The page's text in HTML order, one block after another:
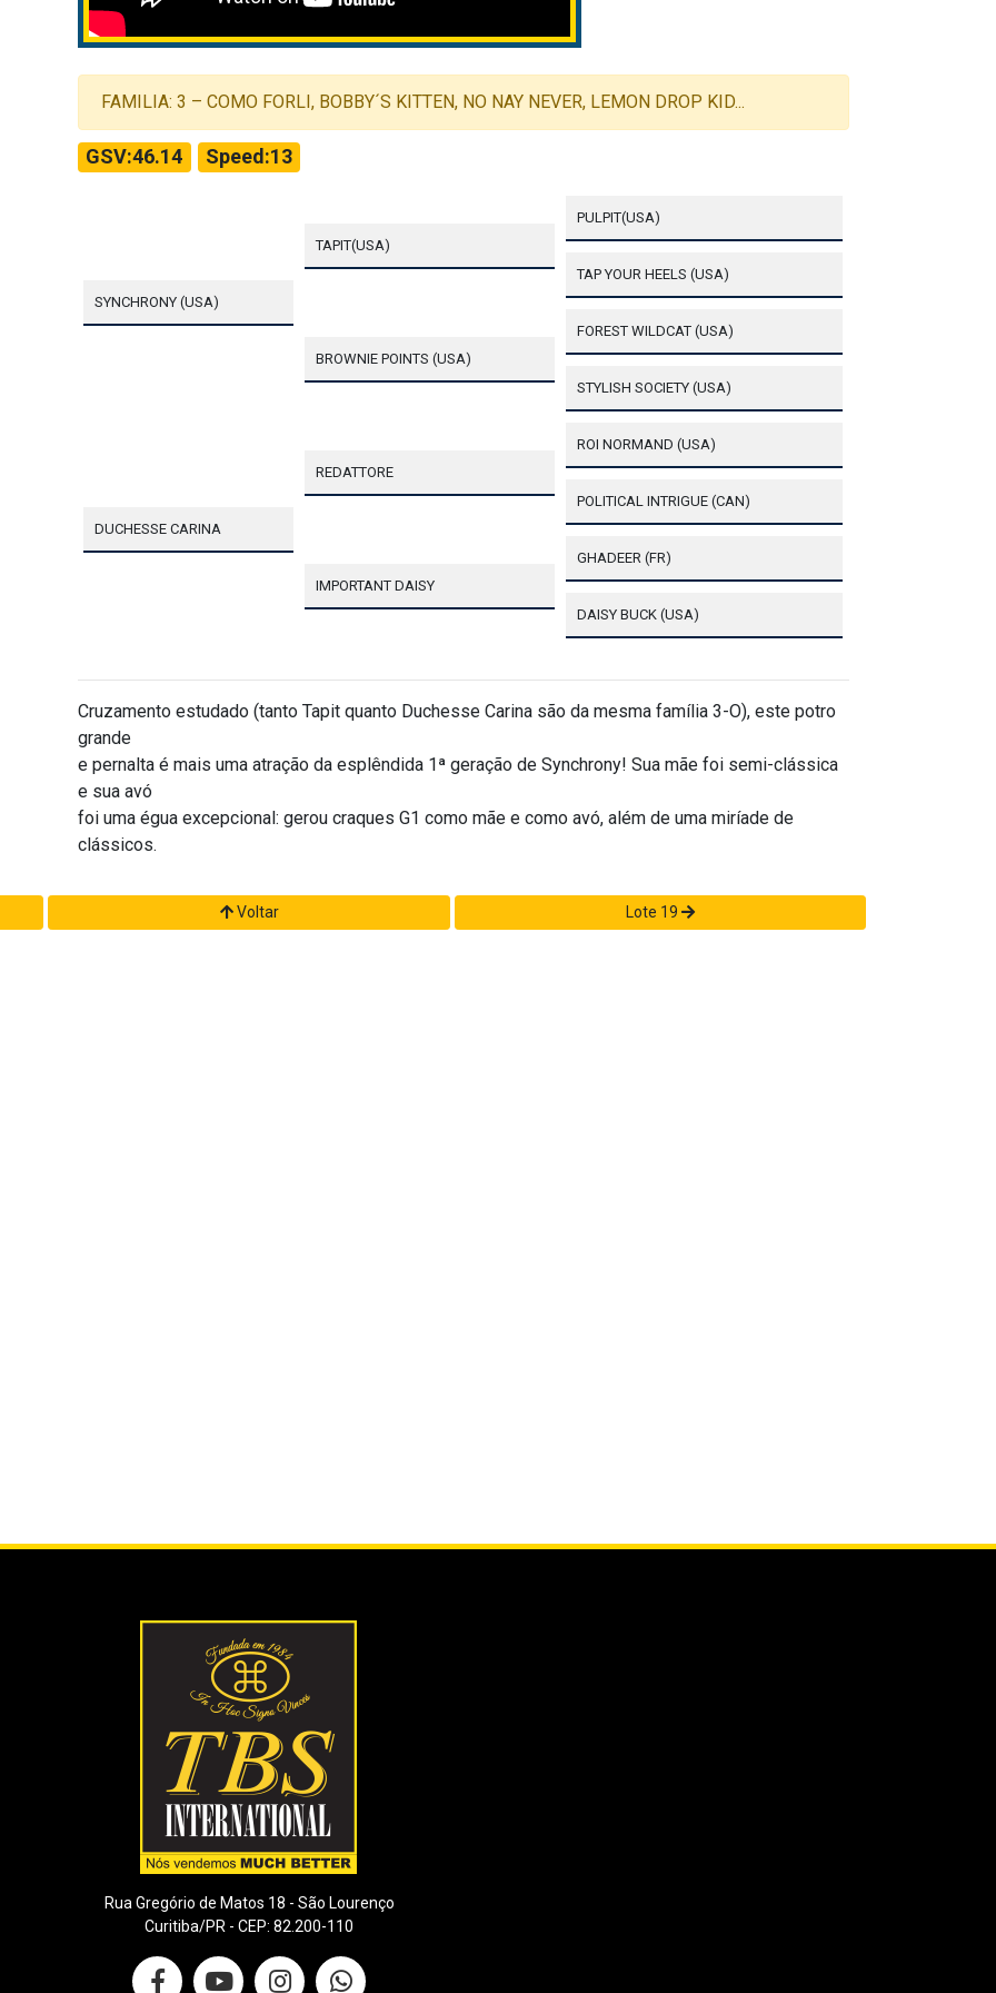
FAMILIA: 3 – COMO FORLI, BOBBY´S KITTEN, NO NAY NEVER, LEMON DROP KID...
GSV:46.14 Speed:13
SYNCHRONY (USA)
TAPIT(USA)
PULPIT(USA)
TAP YOUR HEELS (USA)
BROWNIE POINTS (USA)
FOREST WILDCAT (USA)
STYLISH SOCIETY (USA)
DUCHESSE CARINA
REDATTORE
ROI NORMAND (USA)
POLITICAL INTRIGUE (CAN)
IMPORTANT DAISY
GHADEER (FR)
DAISY BUCK (USA)
Cruzamento estudado (tanto Tapit quanto Duchesse Carina são da mesma família 3-O), este potro
grande
e pernalta é mais uma atração da esplêndida 1ª geração de Synchrony! Sua mãe foi semi-clássica
e sua avó
foi uma égua excepcional: gerou craques G1 como mãe e como avó, além de uma miríade de
clássicos.
Voltar Lote 19
Rua Gregório de Matos 18 - São Lourenço
Curitiba/PR - CEP: 82.200-110